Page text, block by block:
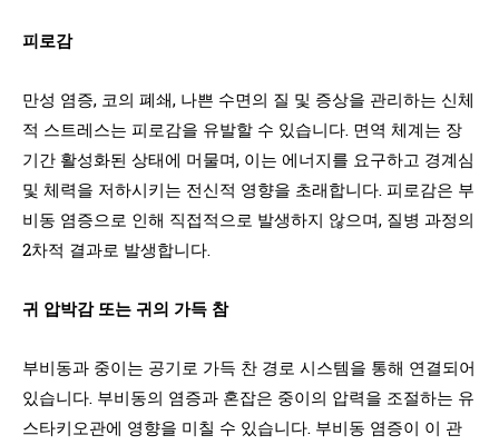
피로감
만성 염증, 코의 폐쇄, 나쁜 수면의 질 및 증상을 관리하는 신체
적 스트레스는 피로감을 유발할 수 있습니다. 면역 체계는 장
기간 활성화된 상태에 머물며, 이는 에너지를 요구하고 경계심
및 체력을 저하시키는 전신적 영향을 초래합니다. 피로감은 부
비동 염증으로 인해 직접적으로 발생하지 않으며, 질병 과정의
2차적 결과로 발생합니다.
귀 압박감 또는 귀의 가득 참
부비동과 중이는 공기로 가득 찬 경로 시스템을 통해 연결되어
있습니다. 부비동의 염증과 혼잡은 중이의 압력을 조절하는 유
스타키오관에 영향을 미칠 수 있습니다. 부비동 염증이 이 관